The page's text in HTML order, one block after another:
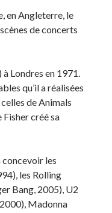
en Angleterre, le
de concerts
Londres en 1971.
qu’il a réalisées
de Animals
Fisher créé sa
concevoir les
les Rolling
Bang, 2005), U2
Madonna